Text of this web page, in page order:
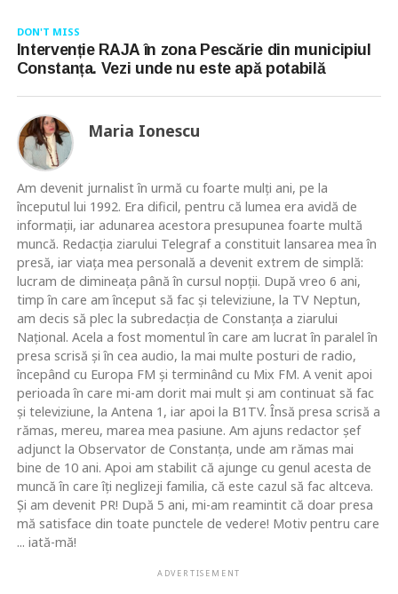
DON'T MISS
Intervenție RAJA în zona Pescărie din municipiul
Constanța. Vezi unde nu este apă potabilă
Maria Ionescu
Am devenit jurnalist în urmă cu foarte mulţi ani, pe la
începutul lui 1992. Era dificil, pentru că lumea era avidă de
informaţii, iar adunarea acestora presupunea foarte multă
muncă. Redacţia ziarului Telegraf a constituit lansarea mea în
presă, iar viaţa mea personală a devenit extrem de simplă:
lucram de dimineaţa până în cursul nopţii. După vreo 6 ani,
timp în care am început să fac şi televiziune, la TV Neptun,
am decis să plec la subredacţia de Constanţa a ziarului
Naţional. Acela a fost momentul în care am lucrat în paralel în
presa scrisă şi în cea audio, la mai multe posturi de radio,
începând cu Europa FM şi terminând cu Mix FM. A venit apoi
perioada în care mi-am dorit mai mult şi am continuat să fac
şi televiziune, la Antena 1, iar apoi la B1TV. Însă presa scrisă a
rămas, mereu, marea mea pasiune. Am ajuns redactor şef
adjunct la Observator de Constanţa, unde am rămas mai
bine de 10 ani. Apoi am stabilit că ajunge cu genul acesta de
muncă în care îţi neglizeji familia, că este cazul să fac altceva.
Şi am devenit PR! După 5 ani, mi-am reamintit că doar presa
mă satisface din toate punctele de vedere! Motiv pentru care
... iată-mă!
ADVERTISEMENT